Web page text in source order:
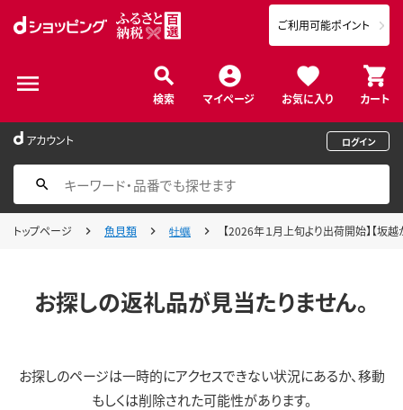
検索 マイページ お気に入り カート
ご利用可能ポイント
アカウント ログイン
トップページ 魚貝類 牡蠣 【2026年１月上旬より出荷開始】【坂
お探しの返礼品が見当たりません。
お探しのページは一時的にアクセスできない状況にあるか、移動
もしくは削除された可能性があります。